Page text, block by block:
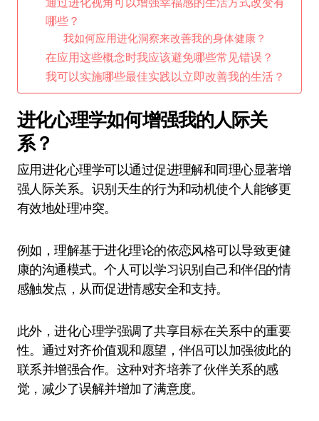
哪些？
我如何应用进化洞察来改善我的身体健康？
在应用这些概念时我应该避免哪些常见错误？
我可以实施哪些最佳实践以立即改善我的生活？
进化心理学如何增强我的人际关
系？
应用进化心理学可以通过促进理解和同理心显著增
强人际关系。识别天生的行为和动机使个人能够更
有效地处理冲突。
例如，理解基于进化理论的依恋风格可以导致更健
康的沟通模式。个人可以学习识别自己和伴侣的情
感触发点，从而促进情感安全和支持。
此外，进化心理学强调了共享目标在关系中的重要
性。通过对齐价值观和愿望，伴侣可以加强彼此的
联系并增强合作。这种对齐培养了伙伴关系的感
觉，减少了误解并增加了满意度。